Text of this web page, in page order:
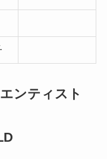
ンティスト